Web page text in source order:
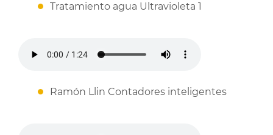
Tratamiento agua Ultravioleta 1
Ramón Llin Contadores inteligentes